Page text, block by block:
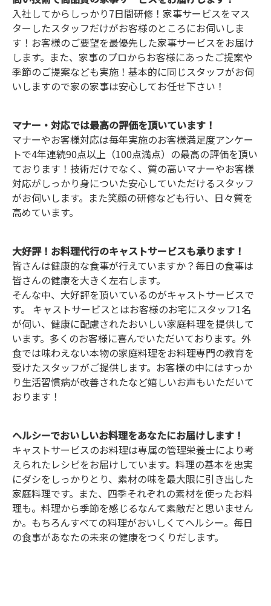
入社してからしっかり7日間研修！家事サービスをマス
ターしたスタッフだけがお客様のところにお伺いしま
す！お客様のご要望を最優先した家事サービスをお届け
します。また、家事のプロからお客様にあったご提案や
季節のご提案なども実施！基本的に同じスタッフがお伺
いしますので家の家事は安心してお任せ下さい！
マナー・対応では最高の評価を頂いています！
マナーやお客様対応は毎年実施のお客様満足度アンケー
トで4年連続90点以上（100点満点）の最高の評価を頂い
ております！技術だけでなく、質の高いマナーやお客様
対応がしっかり身についた安心していただけるスタッフ
がお伺いします。また笑顔の研修なども行い、日々質を
高めています。
大好評！お料理代行のキャストサービスも承ります！
皆さんは健康的な食事が行えていますか？毎日の食事は
皆さんの健康を大きく左右します。
そんな中、大好評を頂いているのがキャストサービスで
す。 キャストサービスとはお客様のお宅にスタッフ1名
が伺い、健康に配慮されたおいしい家庭料理を提供して
います。多くのお客様に喜んでいただいております。外
食では味わえない本物の家庭料理をお料理専門の教育を
受けたスタッフがご提供します。お客様の中にはすっか
り生活習慣病が改善されたなど嬉しいお声もいただいて
おります！
ヘルシーでおいしいお料理をあなたにお届けします！
キャストサービスのお料理は専属の管理栄養士により考
えられたレシピをお届けしています。料理の基本を忠実
にダシをしっかりとり、素材の味を最大限に引き出した
家庭料理です。また、四季それぞれの素材を使ったお料
理も。料理から季節を感じるなんて素敵だと思いません
か。もちろんすべての料理がおいしくてヘルシー。毎日
の食事があなたの未来の健康をつくりだします。